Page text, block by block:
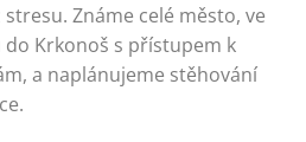
Známe celé město, ve
Krkonoš s přístupem k
a naplánujeme stěhování